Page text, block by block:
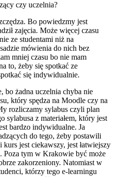
czy uczelnia?
Bo powiedzmy jest
zajęcia. Może więcej czasu
ze studentami niż na
mówienia do nich bez
mniej czasu bo nie mam
to, żeby się spotkać ze
się indywidualnie.
bo żadna uczelnia chyba nie
który spędza na Moodle czy na
rozliczamy sylabus czyli plan
sylabusa z materiałem, który jest
bardzo indywidualne. Ja
do tego, żeby postawili
jest ciekawszy, jest łatwiejszy
Poza tym w Krakowie być może
zakorzeniony. Natomiast w
którzy tego e-learningu